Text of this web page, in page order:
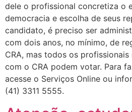
dele o profissional concretiza o
democracia e escolha de seus
candidato, é preciso ser
com dois anos, no mínimo, de
CRA, mas todos os
com o CRA podem votar. Para
acesse o Serviços Online ou
(41) 3311 5555.